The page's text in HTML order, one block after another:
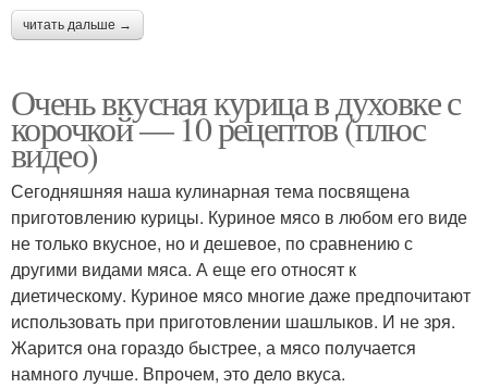
читать дальше →
Очень вкусная курица в духовке с
корочкой — 10 рецептов (плюс
видео)
Сегодняшняя наша кулинарная тема посвящена
приготовлению курицы. Куриное мясо в любом его виде
не только вкусное, но и дешевое, по сравнению с
другими видами мяса. А еще его относят к
диетическому. Куриное мясо многие даже предпочитают
использовать при приготовлении шашлыков. И не зря.
Жарится она гораздо быстрее, а мясо получается
намного лучше. Впрочем, это дело вкуса.